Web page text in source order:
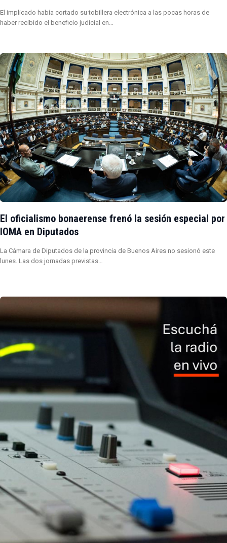
El implicado había cortado su tobillera electrónica a las pocas horas de
haber recibido el beneficio judicial en…
El oficialismo bonaerense frenó la sesión especial por
IOMA en Diputados
La Cámara de Diputados de la provincia de Buenos Aires no sesionó este
lunes. Las dos jornadas previstas…